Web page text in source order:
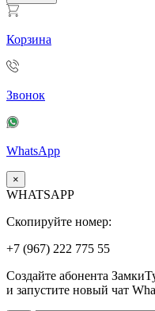
Корзина
Звонок
WhatsApp
×
WHATSAPP
Скопируйте номер:
+7 (967) 222 775 55
Создайте абонента
и запустите новый чат